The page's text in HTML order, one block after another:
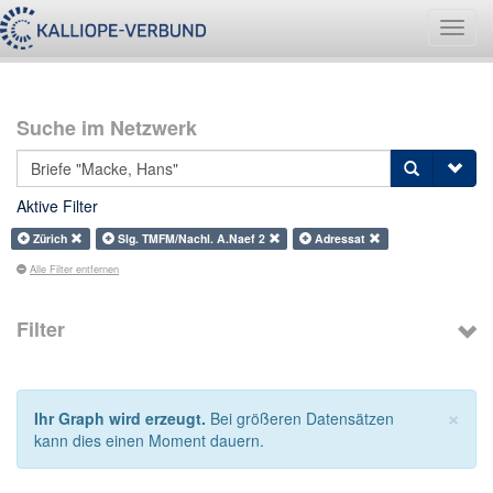
Suche im Netzwerk
Aktive Filter
Zürich Slg. TMFM/Nachl. A.Naef 2 Adressat
Alle Filter entfernen
Filter
×
Ihr Graph wird erzeugt. Bei größeren Datensätzen
kann dies einen Moment dauern.